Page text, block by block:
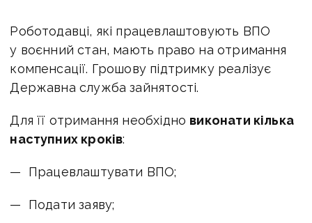
Роботодавці, які працевлаштовують ВПО
у воєнний стан, мають право на отримання
компенсації. Грошову підтримку реалізує
Державна служба зайнятості.
Для її отримання необхідно виконати кілька
наступних кроків:
— Працевлаштувати ВПО;
— Подати заяву;